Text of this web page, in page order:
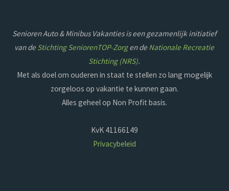
Senioren Auto & Minibus Vakanties is een gezamenlijk initiatief
van de Stichting SeniorenTOP-Zorgen de Nationale Recreatie
Stichting (NRS).
Met als doel om ouderen in staat te stellen zo lang mogelijk
zorgeloos op vakantie te kunnen gaan.
Alles geheel op Non Profit basis.
KvK 41166149
Privacybeleid